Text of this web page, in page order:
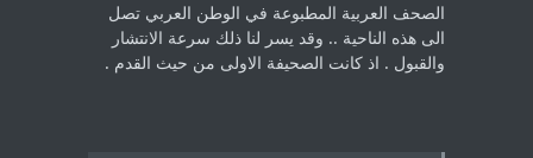
الصحف العربية المطبوعة في الوطن ‏العربي تصل
الى هذه الناحية .. وقد يسر لنا ذلك سرعة الانتشار
والقبول . اذ كانت ‏الصحيفة الاولى من حيث القدم . ‏